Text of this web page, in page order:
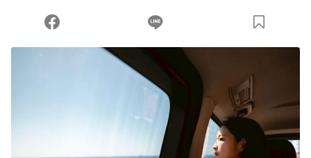
您當前剩餘 U 利點數：0點；前往 購買點數